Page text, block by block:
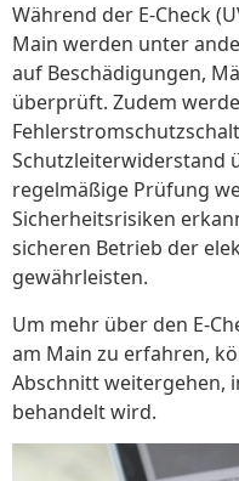
Während der E-Check
Main werden unter
auf Beschädigungen,
überprüft. Zudem
Schutzleiterwiderstand
regelmäßige Prüfung
Sicherheitsrisiken
sicheren Betrieb der
gewährleisten.
Um mehr über den E-
am Main zu erfahren,
Abschnitt weitergehen,
behandelt wird.